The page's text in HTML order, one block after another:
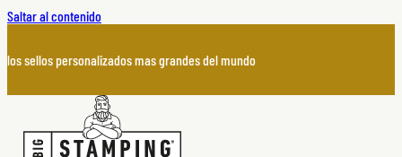
Saltar al contenido
los sellos personalizados mas grandes del mundo